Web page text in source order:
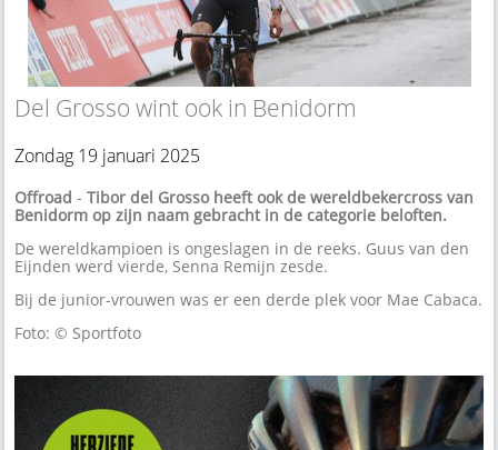
Del Grosso wint ook in Benidorm
Zondag 19 januari 2025
Offroad -Tibor del Grosso heeft ook de wereldbekercross van
Benidorm op zijn naam gebracht in de categorie beloften.
De wereldkampioen is ongeslagen in de reeks. Guus van den
Eijnden werd vierde, Senna Remijn zesde.
Bij de junior-vrouwen was er een derde plek voor Mae Cabaca.
Foto: © Sportfoto